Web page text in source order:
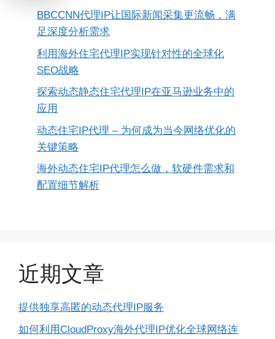
BBCCNN代理IP让国际新闻采集更流畅，满
足深度分析需求
利用海外住宅代理IP实现针对性的全球化
SEO战略
探索动态静态住宅代理IP在亚马逊业务中的
应用
动态住宅IP代理 – 为何成为当今网络优化的
关键策略
海外动态住宅IP代理怎么做，软硬件需求和
配置细节解析
近期文章
提供独享高匿的动态代理IP服务
如何利用CloudProxy海外代理IP优化全球网络连